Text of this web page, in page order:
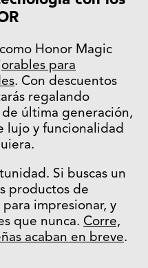
Honor Magic
para
. Con descuentos
regalando
última generación,
lujo y funcionalidad
Si buscas un
productos de
impresionar, y
que nunca. Corre,
acaban en breve.